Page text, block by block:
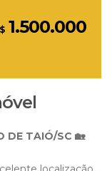
1.500.000
DE TAIÓ/SC 🏡